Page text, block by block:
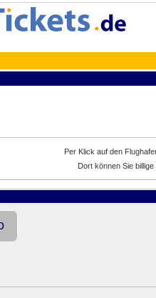
Per Klick auf den
Dort können Sie